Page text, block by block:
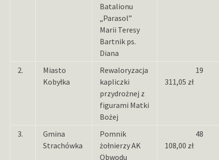
Batalionu
„Parasol”
Marii Teresy
Bartnik ps.
Diana
2.
Miasto
Kobyłka
Rewaloryzacja
kapliczki
przydrożnej z
figurami Matki
Bożej
19
311,05 zł
3.
Gmina
Strachówka
Pomnik
żołnierzy AK
Obwodu
48
108,00 zł